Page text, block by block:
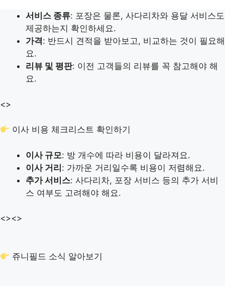
서비스 종류: 포장은 물론, 사다리차와 용달 서비스도
제공하는지 확인하세요.
가격: 반드시 견적을 받아보고, 비교하는 것이 필요해
요.
리뷰 및 평판: 이전 고객들의 리뷰를 꼭 참고해야 해
요.
<>
이사 비용 체크리스트 확인하기
이사 규모: 방 개수에 따라 비용이 달라져요.
이사 거리: 가까운 거리일수록 비용이 저렴해요.
추가 서비스: 사다리차, 포장 서비스 등의 추가 서비
스 여부도 고려해야 해요.
<><>
쥬니필드 소식 알아보기